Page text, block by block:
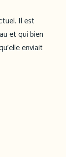
Il est
et qui bien
enviait